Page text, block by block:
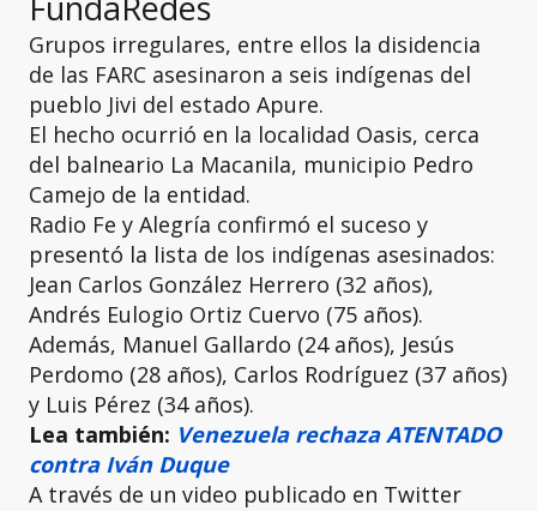
Grupos irregulares, entre ellos la disidencia
de las FARC asesinaron a seis indígenas del
pueblo Jivi del estado Apure.
El hecho ocurrió en la localidad Oasis, cerca
del balneario La Macanila, municipio Pedro
Camejo de la entidad.
Radio Fe y Alegría confirmó el suceso y
presentó la lista de los indígenas asesinados:
Jean Carlos González Herrero (32 años),
Andrés Eulogio Ortiz Cuervo (75 años).
Además, Manuel Gallardo (24 años), Jesús
Perdomo (28 años), Carlos Rodríguez (37 años)
y Luis Pérez (34 años).
Lea también: Venezuela rechaza ATENTADO
contra Iván Duque
A través de un video publicado en Twitter